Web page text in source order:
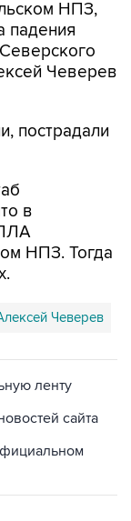
НПЗ,
падения
Чеверев
пострадали
в
НПЗ. Тогда
Чеверев
ленту
сайта